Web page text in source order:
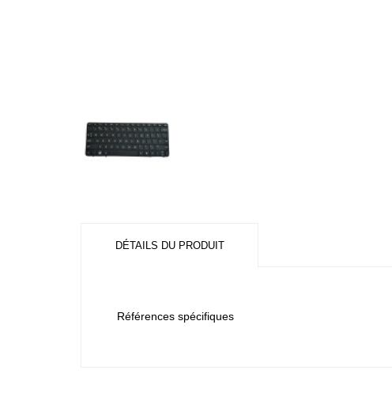
DÉTAILS DU PRODUIT
Références spécifiques